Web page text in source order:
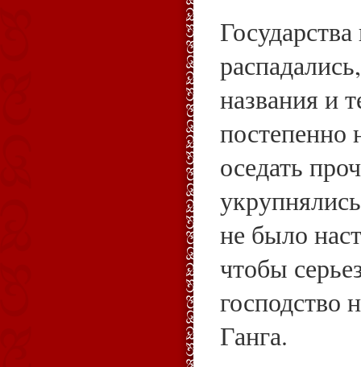
названия и
постепенно
оседать
не было
чтобы
господство
Ганга.